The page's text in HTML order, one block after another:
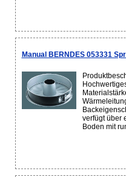
Manual BERNDES 053331
verfügt über
Boden mit